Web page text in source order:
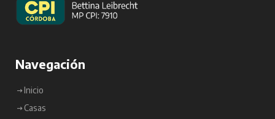
Navegación
Inicio
Casas